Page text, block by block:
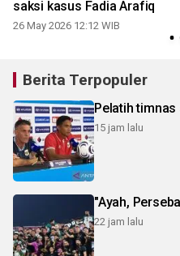
saksi kasus Fadia Arafiq
26 May 2026 12:12 WIB
Berita Terpopuler
Pelatih
15 jam lalu
"Ayah,
22 jam lalu